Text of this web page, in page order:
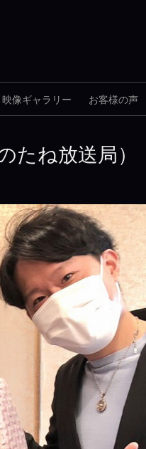
映像ギャラリー お客様の声
ね放送局）